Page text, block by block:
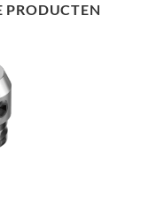
PRODUCTEN